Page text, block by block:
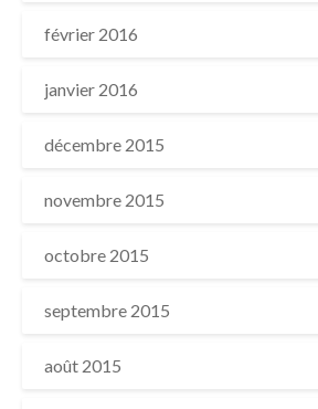
février 2016
janvier 2016
décembre 2015
novembre 2015
octobre 2015
septembre 2015
août 2015